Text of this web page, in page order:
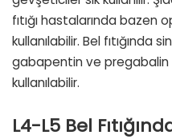
fıtığı hastalarında bazen
kullanılabilir. Bel fıtığında
gabapentin ve pregabalin
kullanılabilir.
L4-L5 Bel